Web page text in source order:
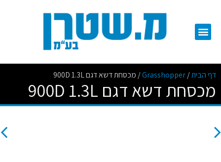
דף הבית/
Grasshopper
/ מכסחת דשא דגם 900D 1.3L
מכסחת דשא דגם 900D 1.3L